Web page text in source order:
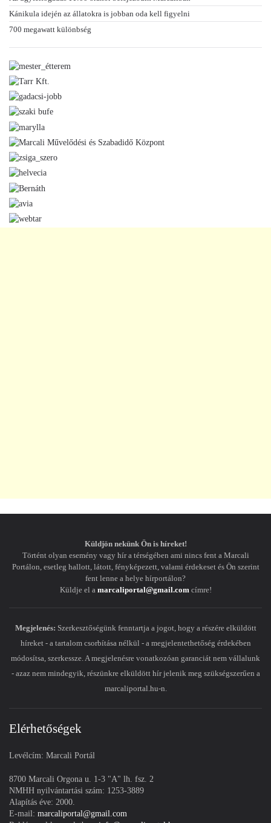
Kánikula idején az állatokra is jobban oda kell figyelni
700 megawatt különbség
Küldjön nekünk Ön is híreket!
Történt olyan esemény vagy hír a térségében ami nincs fent a Marcali
Portálon, esetleg hallott, látott, fényképezett, valami érdekeset és Ön szerint
fent lenne a helye hírportálon?
Küldje el a marcaliportal@gmail.comcímre!
Megjelenés: Szerkesztőségünk fenntartja a jogot, hogy a részére elküldött
híreket - a tartalom csorbítása nélkül - a megjelentethetőség érdekében
módosítsa, szerkessze. A megjelenésre vonatkozóan garanciát nem vállalunk
- azaz nem mindegyik, részünkre elküldött hír jelenik meg szükségszerűen a
marcaliportal.hu-n.
Elérhetőségek
Levélcím: Marcali Portál
8700 Marcali Orgona u. 1-3 "A" lh. fsz. 2
NMHH nyilvántartási szám: 1253-3889
Alapítás éve: 2000.
E-mail: marcaliportal@gmail.com